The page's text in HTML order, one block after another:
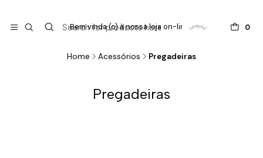
0
Bem vinda (o) à nossa loja on-line !
Home Acessórios Pregadeiras
Pregadeiras